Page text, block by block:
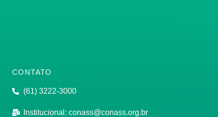
CONTATO
(61) 3222-3000
Institucional: conass@conass.org.br